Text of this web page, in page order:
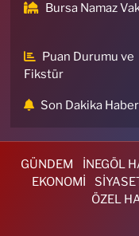
Bursa Namaz
Puan Durumu ve
Fikstür
Son Dakika
GÜNDEM İNEGÖL
EKONOMİ
ÖZEL